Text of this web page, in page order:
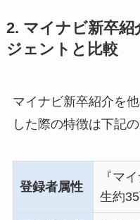
2. マイナビ新卒
ジェントと比較
マイナビ新卒紹介を
した際の特徴は下記の
登録者属性
『マ
生約